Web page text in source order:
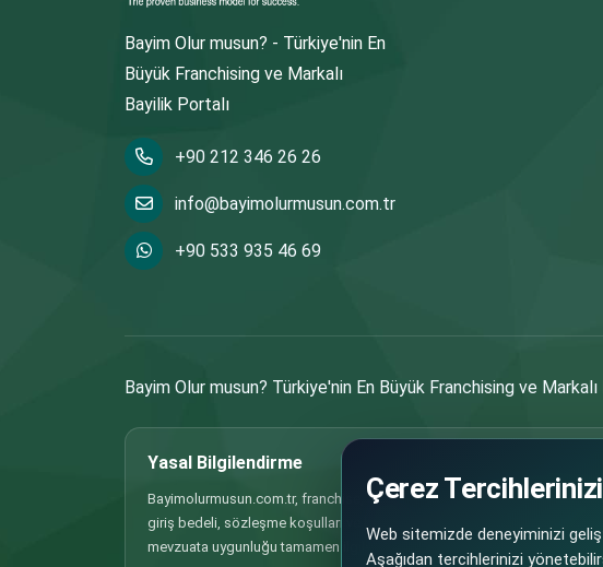
Bayim Olur musun? - Türkiye'nin En
Büyük Franchising ve Markalı
Bayilik Portalı
+90 212 346 26 26
info@bayimolurmusun.com.tr
+90 533 935 46 69
Bayim Olur musun? Türkiye'nin En Büyük Franchising ve
Yasal Bilgilendirme
Bayimolurmusun.com.tr, franchise, bayilik ve iş ortaklığı fırsatlarının
giriş bedeli, sözleşme koşulları ve benzeri tüm bilgiler doğrudan ilgili
mevzuata uygunluğu tamamen ilgili firma/markanın sorumluluğundadır.
Çerez
Web sitemizde deneyiminizi
Aşağıdan tercihlerinizi